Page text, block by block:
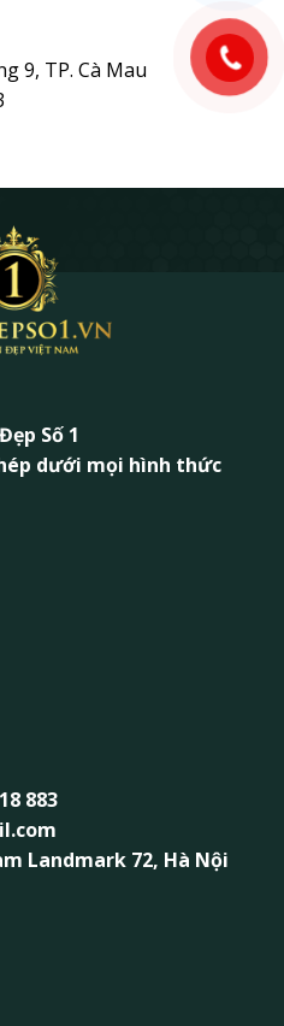
9, TP. Cà Mau
Số 1
dưới mọi hình thức
883
Landmark 72, Hà Nội